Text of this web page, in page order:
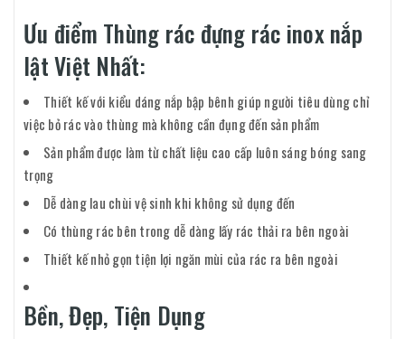
Ưu điểm Thùng rác đựng rác inox nắp
lật Việt Nhất:
Thiết kế với kiểu dáng nắp bập bênh giúp người tiêu dùng chỉ
việc bỏ rác vào thùng mà không cần đụng đến sản phẩm
Sản phẩm được làm từ chất liệu cao cấp luôn sáng bóng sang
trọng
Dễ dàng lau chùi vệ sinh khi không sử dụng đến
Có thùng rác bên trong dễ dàng lấy rác thải ra bên ngoài
Thiết kế nhỏ gọn tiện lợi ngăn mùi của rác ra bên ngoài
Bền, Đẹp, Tiện Dụng